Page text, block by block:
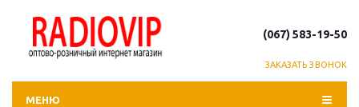
(067) 583-19-50
ЗАКАЗАТЬ ЗВОНОК
МЕНЮ